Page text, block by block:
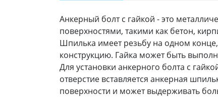
Анкерный болт с гайкой - это
поверхностями, такими как бетон,
Шпилька имеет резьбу на одном конце,
конструкцию. Гайка может быть
Для установки анкерного болта с
отверстие вставляется анкерная
поверхности и может выдерживать